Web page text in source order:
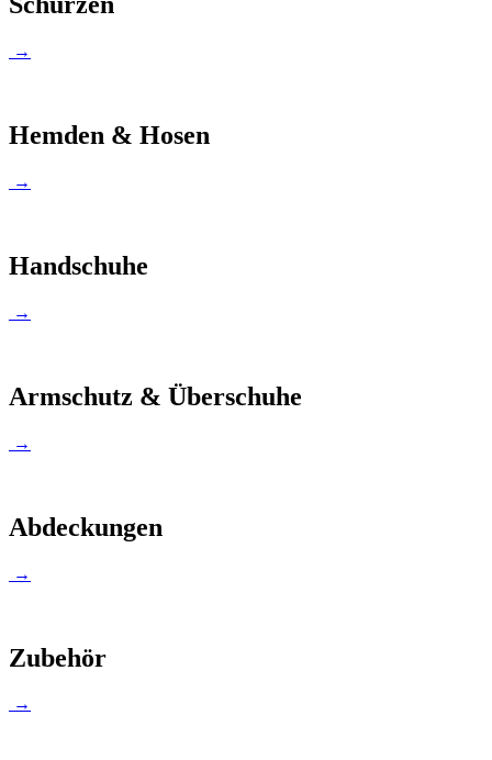
→
Hemden & Hosen
→
Handschuhe
→
Armschutz & Überschuhe
→
Abdeckungen
→
Zubehör
→